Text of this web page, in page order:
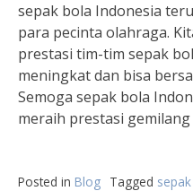
sepak bola Indonesia
para pecinta olahraga.
prestasi tim-tim sepak
meningkat dan bisa
Semoga sepak bola
meraih prestasi gemilang
Posted in Blog Tagged